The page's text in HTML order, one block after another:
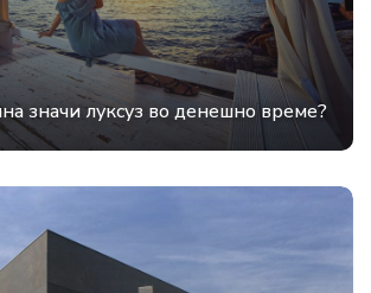
значи луксуз во денешно време?